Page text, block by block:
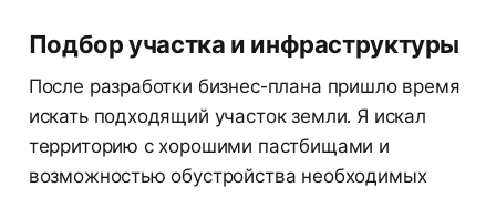
Подбор участка и инфраструктуры
После разработки бизнес-плана пришло время
искать подходящий участок земли. Я искал
территорию с хорошими пастбищами и
возможностью обустройства необходимых